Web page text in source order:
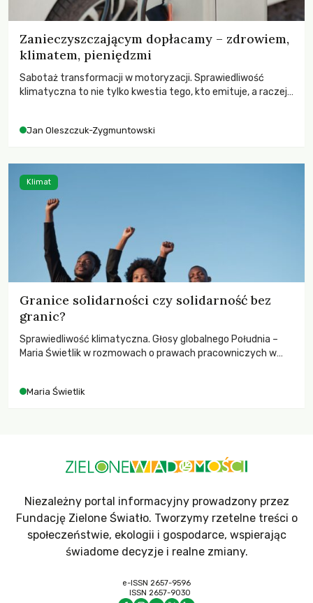
Zanieczyszczającym dopłacamy – zdrowiem,
klimatem, pieniędzmi
Sabotaż transformacji w motoryzacji. Sprawiedliwość
klimatyczna to nie tylko kwestia tego, kto emituje, a raczej
Jan Oleszczuk-Zygmuntowski
Granice solidarności czy solidarność bez
granic?
Sprawiedliwość klimatyczna. Głosy globalnego Południa –
Maria Świetlik w rozmowach o prawach pracowniczych w
Maria Świetlik
Klimat
Niezależny portal informacyjny prowadzony przez
Fundację Zielone Światło. Tworzymy rzetelne treści o
społeczeństwie, ekologii i gospodarce, wspierając
świadome decyzje i realne zmiany.
e-ISSN 2657-9596
ISSN 2657-9030